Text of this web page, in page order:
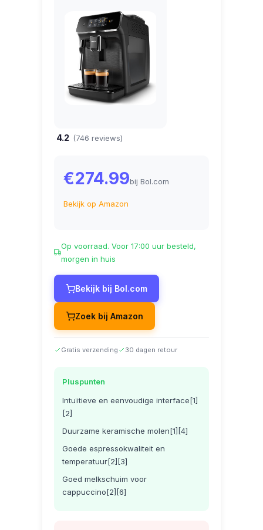
4.2 (746 reviews)
€274.99bij Bol.com
Bekijk op Amazon
Op voorraad. Voor 17:00 uur besteld,
morgen in huis
Bekijk bij Bol.com
Zoek bij Amazon
Gratis verzending 30 dagen retour
Pluspunten
Intuïtieve en eenvoudige interface[1]
[2]
Duurzame keramische molen[1][4]
Goede espressokwaliteit en
temperatuur[2][3]
Goed melkschuim voor
cappuccino[2][6]